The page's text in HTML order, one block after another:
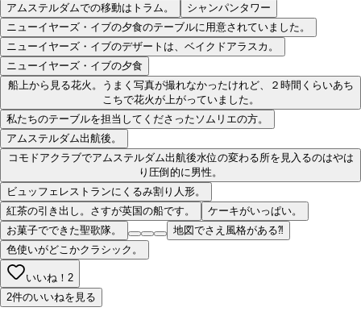
アムステルダムでの移動はトラム。
シャンパンタワー
ニューイヤーズ・イブの夕食のテーブルに用意されていました。
ニューイヤーズ・イブのデザートは、ベイクドアラスカ。
ニューイヤーズ・イブの夕食
船上から見る花火。うまく写真が撮れなかったけれど、２時間くらいあち
こちで花火が上がっていました。
私たちのテーブルを担当してくださったソムリエの方。
アムステルダム出航後。
コモドアクラブでアムステルダム出航後水位の変わる所を見入るのはやは
り圧倒的に男性。
ビュッフェレストランにくるみ割り人形。
紅茶の引き出し。さすが英国の船です。
ケーキがいっぱい。
お菓子でできた聖歌隊。
地図でさえ風格がある⁈
色使いがどこかクラシック。
いいね！ 2
2件のいいねを見る